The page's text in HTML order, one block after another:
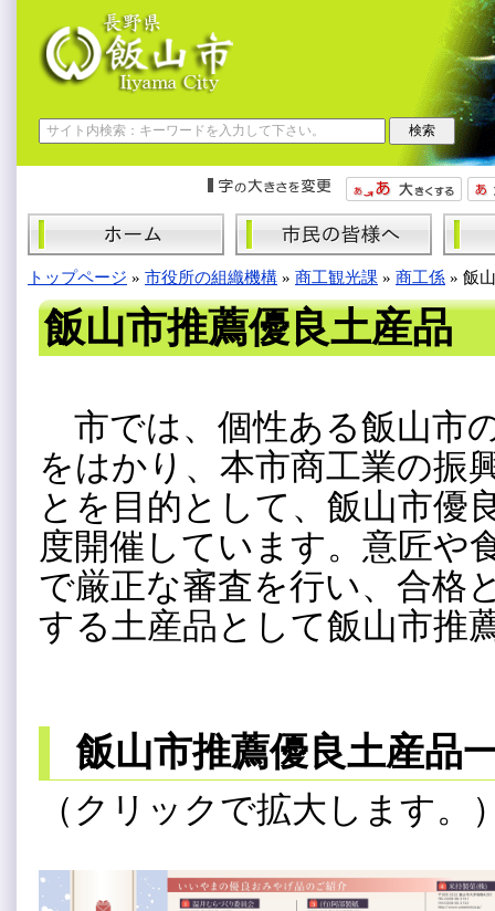
トップページ » 市役所の組織機構 » 商工観光課 » 商工係 » 飯
飯山市推薦優良土産品
市では、個性ある飯山市
をはかり、本市商工業の振
とを目的として、飯山市優
度開催しています。意匠や
で厳正な審査を行い、合格
する土産品として飯山市推
飯山市推薦優良土産品
（クリックで拡大します。